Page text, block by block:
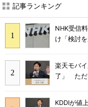
記事ランキング
NHK受信
け「検討
楽天モバ
了」 ただ
KDDIが値